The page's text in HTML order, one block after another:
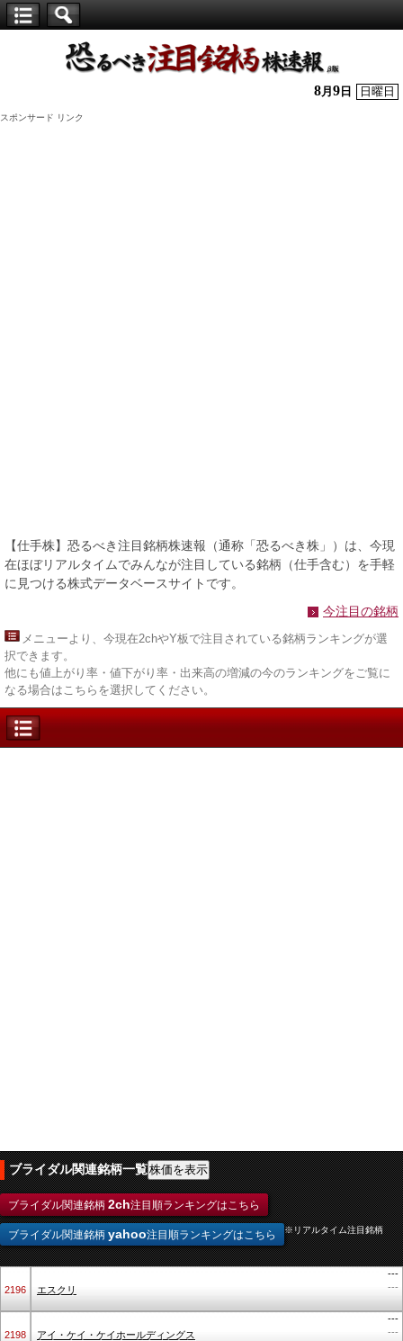
株】
8月 9 日 日曜日
スポンサード リンク
【仕手株】恐るべき注目銘柄株速報（通称「恐るべき株」）は、今現
在ほぼリアルタイムでみんなが注目している銘柄（仕手含む）を手軽
に見つける株式データベースサイトです。
今注目の銘柄
メニューより、今現在2chやY板で注目されている銘柄ランキングが選
択できます。
他にも値上がり率・値下がり率・出来高の増減の今のランキングをご覧に
なる場合はこちらを選択してください。
ブライダル関連銘柄一覧
ブライダル関連銘柄 2ch注目順ランキングはこちら
ブライダル関連銘柄 yahoo注目順ランキングはこちら ※リアルタイム注目銘柄
2196 エスクリ
---
---
2198 アイ・ケイ・ケイホールディングス
---
---